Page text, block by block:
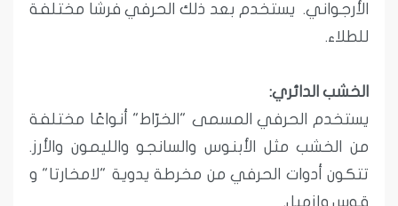
الأرجواني. يستخدم بعد ذلك الحرفي فرشًا مختلفة
للطلاء.
الخشب الدائري:
يستخدم الحرفي المسمى "الخرّاط" أنواعًا مختلفة
من الخشب مثل الأبنوس والسانجو والليمون والأرز.
تتكون أدوات الحرفي من مخرطة يدوية "لامخارتا" و
قوس وإزميل.